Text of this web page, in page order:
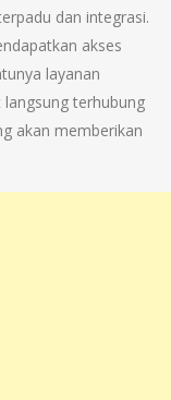
dan integrasi.
akses
layanan
terhubung
akan memberikan